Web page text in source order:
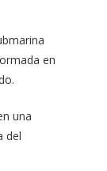
en
una
del